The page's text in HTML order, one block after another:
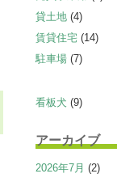
貸土地 (4)
賃貸住宅 (14)
駐車場 (7)
看板犬 (9)
アーカイブ
2026年7月 (2)